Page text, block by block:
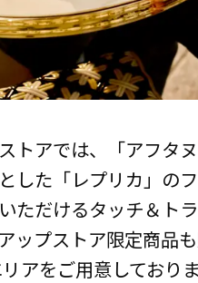
トアでは、「アフタ
した「レプリカ」の
ただけるタッチ＆ト
ップストア限定商品
アをご用意しており